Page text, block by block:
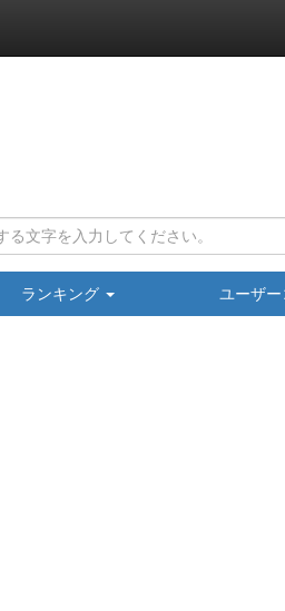
ランキング ユーザー